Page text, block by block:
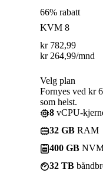
66% rabatt
KVM 8
kr 782,99
kr 264,99/mnd
Velg plan
Fornyes ved kr
som helst.
8 vCPU-
32 GB RAM
400 GB
32 TB